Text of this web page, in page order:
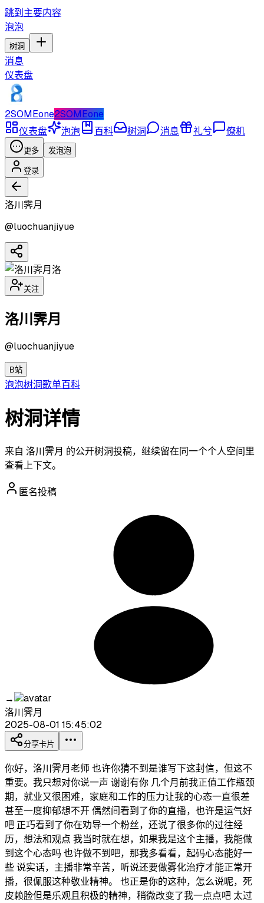
跳到主要内容
泡泡
树洞
消息
仪表盘
2SOMEone2SOMEone
仪表盘
泡泡 百科 树洞 消息 礼兮 僚机
更多 发泡泡
登录
洛川霁月
@luochuanjiyue
洛
关注
洛川霁月
@luochuanjiyue
B站
泡泡树洞歌单百科
树洞详情
来自 洛川霁月 的公开树洞投稿，继续留在同一个个人空间里
查看上下文。
匿名投稿
→
洛川霁月
2025-08-01 15:45:02
分享卡片
你好，洛川霁月老师 也许你猜不到是谁写下这封信，但这不
重要。我只想对你说一声 谢谢有你 几个月前我正值工作瓶颈
期，就业又很困难，家庭和工作的压力让我的心态一直很差
甚至一度抑郁想不开 偶然间看到了你的直播，也许是运气好
吧 正巧看到了你在劝导一个粉丝，还说了很多你的过往经
历，想法和观点 我当时就在想，如果我是这个主播，我能做
到这个心态吗 也许做不到吧，那我多看看，起码心态能好一
些 说实话，主播非常辛苦，听说还要做雾化治疗才能正常开
播，很佩服这种敬业精神。 也正是你的这种，怎么说呢，死
皮赖脸但是乐观且积极的精神，稍微改变了我一点点吧 太过